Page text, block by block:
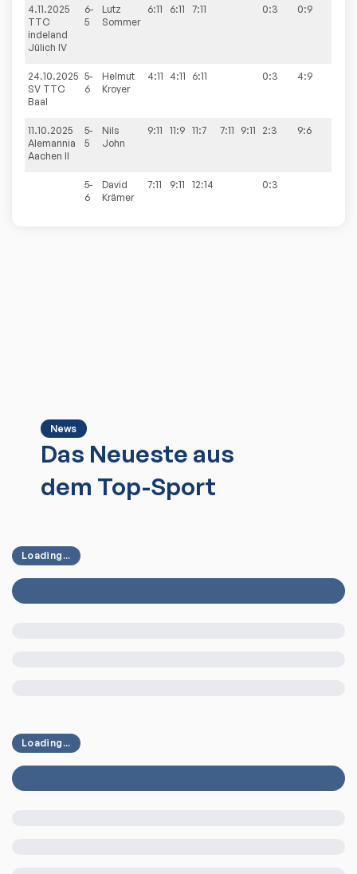
4.11.2025
TTC
indeland
Jülich IV
6-
5
Lutz
Sommer
6:11 6:11 7:11 0:3 0:9
24.10.2025
SV TTC
Baal
5-
6
Helmut
Kroyer
4:11 4:11 6:11 0:3 4:9
11.10.2025
Alemannia
Aachen II
5-
5
Nils
John
9:11 11:9 11:7 7:11 9:11 2:3 9:6
5-
6
David
Krämer
7:11 9:11 12:14 0:3
News
Das Neueste aus
dem Top-Sport
Loading...
Loading...